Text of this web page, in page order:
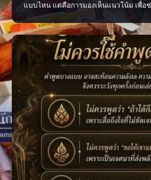
แบบไหน แต่คือการมองเห็นแนวโน้ม เพื่อช่
และตัดสินใจได้อย่างมีสติมากขึ้น มองเห็
เรื่องงาน การเงิน และความรัก เติมกำลัง
หน้าต่อได้อย่างมั่นใจ เพราะเมื่อเรารู